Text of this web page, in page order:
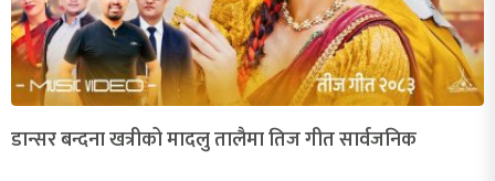
डान्सर बन्दना खत्रीको मादलु तालैमा तिज गीत सार्वजनिक